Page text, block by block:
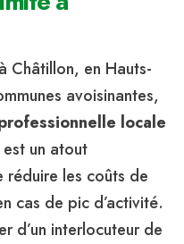
Châtillon, en Hauts-
avoisinantes,
locale
un atout
les coûts de
cas de pic d’activité.
d’un interlocuteur de